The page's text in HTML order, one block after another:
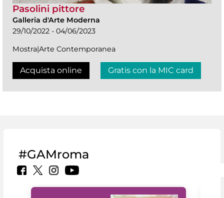
Pasolini pittore
Galleria d'Arte Moderna
29/10/2022 - 04/06/2023
Mostra|Arte Contemporanea
Acquista online Gratis con la MIC card
#GAMroma